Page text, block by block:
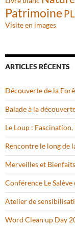
Patrimoine
Visite en images
ARTICLES RÉCENTS
Découverte de la
Balade à la
Le Loup :
Rencontre le long de
Merveilles et
Conférence Le Salève
Atelier de
Word Clean up Day